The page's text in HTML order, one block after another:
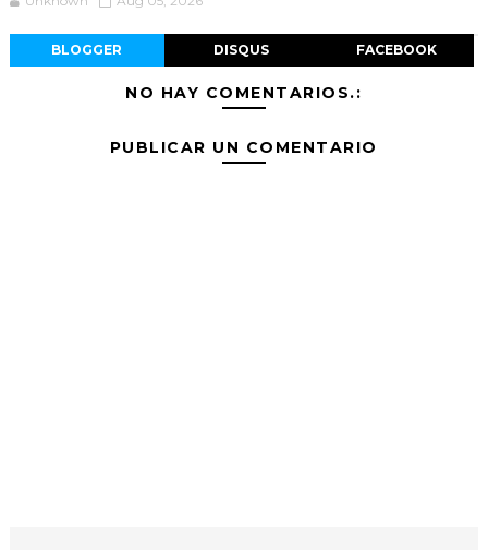
BLOGGER DISQUS FACEBOOK
NO HAY COMENTARIOS.:
PUBLICAR UN COMENTARIO